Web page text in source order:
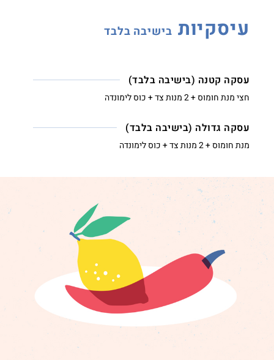
עיסקיות בישיבה בלבד
עסקה קטנה (בישיבה בלבד)
חצי מנת חומוס + 2 מנות צד + כוס לימונדה
עסקה גדולה (בישיבה בלבד)
מנת חומוס + 2 מנות צד + כוס לימונדה